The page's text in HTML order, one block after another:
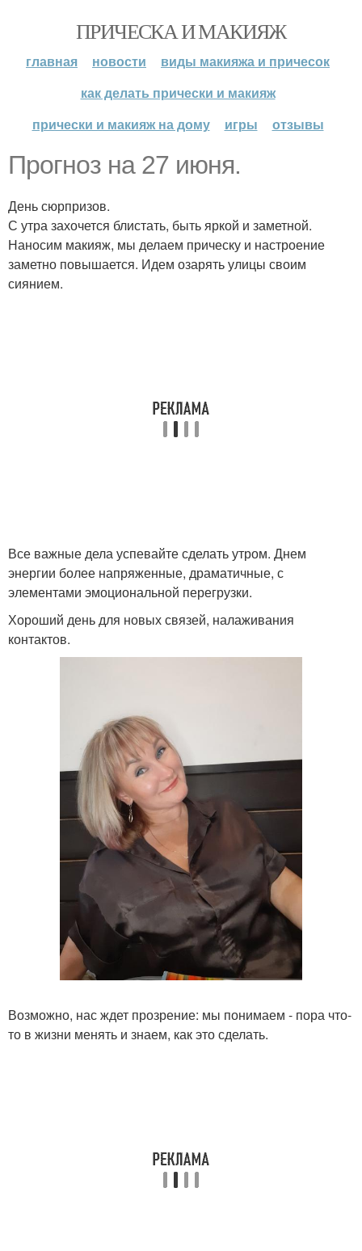
ПРИЧЕСКА И МАКИЯЖ
главная новости
виды макияжа и причесок
как делать прически и макияж
прически и макияж на дому
игры отзывы
Прогноз на 27 июня.
День сюрпризов.
С утра захочется блистать, быть яркой и заметной.
Наносим макияж, мы делаем прическу и настроение
заметно повышается. Идем озарять улицы своим
сиянием.
Все важные дела успевайте сделать утром. Днем
энергии более напряженные, драматичные, с
элементами эмоциональной перегрузки.
Хороший день для новых связей, налаживания
контактов.
Возможно, нас ждет прозрение: мы понимаем - пора что-
то в жизни менять и знаем, как это сделать.